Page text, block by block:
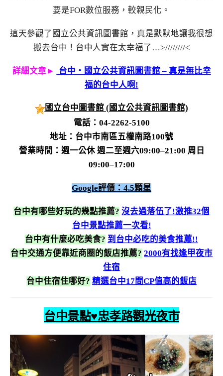
要是FOR數位服務，較親民化。
這天參觀了國立公共資訊圖書館，真是默默地讓我很想
搬去台中！台中人實在太幸福了…>////////<
詳細文章►
台中‧國立公共資訊圖書館 – 真是無比幸
福的台中人啊!
國立台中圖書館 (國立公共資訊圖書館)
電話：04-2262-5100
地址：台中市南區五權南路100號
營業時間：週一公休 週二至週六09:00–21:00 周日
09:00–17:00
Google評價：4.5顆星
台中有哪些好玩的幾點推薦? 沒去過落伍了!激推32個
台中景點推薦一次看!
台中有什麼必吃美食? 到台中必吃的美食推薦!!
台中交通方便靠近商圈的飯店推薦? 2000有找逢甲夜市
住宿
台中住宿住哪好? 精選台中17間CP值高的飯店
台中景點♥忠孝路觀光夜市